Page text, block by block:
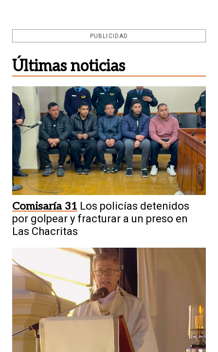
PUBLICIDAD
Últimas noticias
Comisaría 31 Los policías detenidos
por golpear y fracturar a un preso en
Las Chacritas